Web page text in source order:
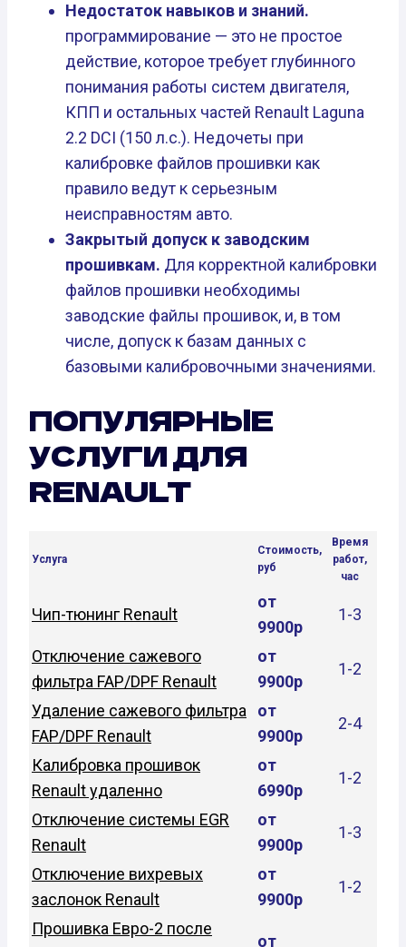
Недостаток навыков и знаний.
программирование — это не простое
действие, которое требует глубинного
понимания работы систем двигателя,
КПП и остальных частей Renault Laguna
2.2 DCI (150 л.с.). Недочеты при
калибровке файлов прошивки как
правило ведут к серьезным
неисправностям авто.
Закрытый допуск к заводским
прошивкам. Для корректной калибровки
файлов прошивки необходимы
заводские файлы прошивок, и, в том
числе, допуск к базам данных с
базовыми калибровочными значениями.
ПОПУЛЯРНЫЕ
УСЛУГИ ДЛЯ
RENAULT
Услуга
Стоимость,
руб
Время
работ,
час
Чип-тюнинг Renault
от
9900р
1-3
Отключение сажевого
фильтра FAP/DPF Renault
от
9900р
1-2
Удаление сажевого фильтра
FAP/DPF Renault
от
9900р
2-4
Калибровка прошивок
Renault удаленно
от
6990р
1-2
Отключение системы EGR
Renault
от
9900р
1-3
Отключение вихревых
заслонок Renault
от
9900р
1-2
Прошивка Евро-2 после
от